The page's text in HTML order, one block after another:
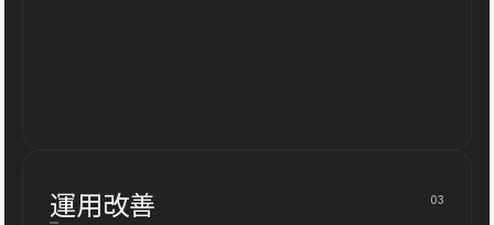
運用改善 03